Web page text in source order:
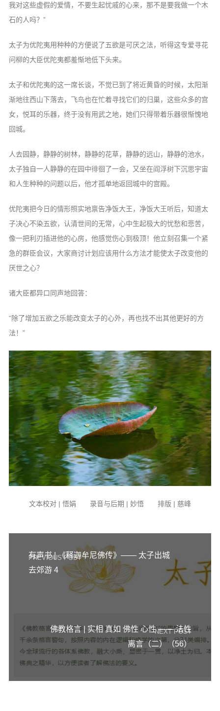
我对这些虚假的爱情，不要生起忧戚的心来，那不是要我做一个木
石的人吗？”
太子为优陀夷用种种的方便说了五欲是可厌之法，听得这专爱寻花
问柳的大臣优陀夷都羞惭地低下头来。
太子和优陀夷的这一席长谈，不觉已到了将近黄昏的时候，太阳渐
渐地往西山下落去，飞鸟也在忙着寻找它们的归巢，这些众多的宫
女，悦耳的乐器，终于没有用武之地，她们只得带着乐器很惭愧地
回城。
人去园静，静静的树林，静静的花草，静静的远山，静静的池水，
太子独自一人静静的在园中徘徊了一会，又坐在阎浮树下沉思宇宙
和人生种种的问题以后，他才孤单地返回城中的宫殿。
优陀夷把今日的情形照实地禀告净饭大王，净饭大王听后，知道太
子决心不染五欲，认清世间的无常，心中生起极大的忧愁和悲苦，
像一把利刃插进他的心房，他感觉伤心到极顶！他立刻召集一个紧
急的群臣会议，大家商讨计划应该用什么方法才能使太子改变他的
厌世之心？
诸大臣都异口同声地回答：
“除了增加五欲之乐能改变太子的心外，再也找不出其他更好的方
法！”
文本校对 | 悟娟 录音与后期 | 妙悟 排版 | 慈峰
PREVIOUS POST
有声书 | 《释迦牟尼佛传》—— 太子出城
去郊游 4
NEXT POST
佛教格言 | 实相 真如 佛性 心性 —— 法性
离言（二）（56）